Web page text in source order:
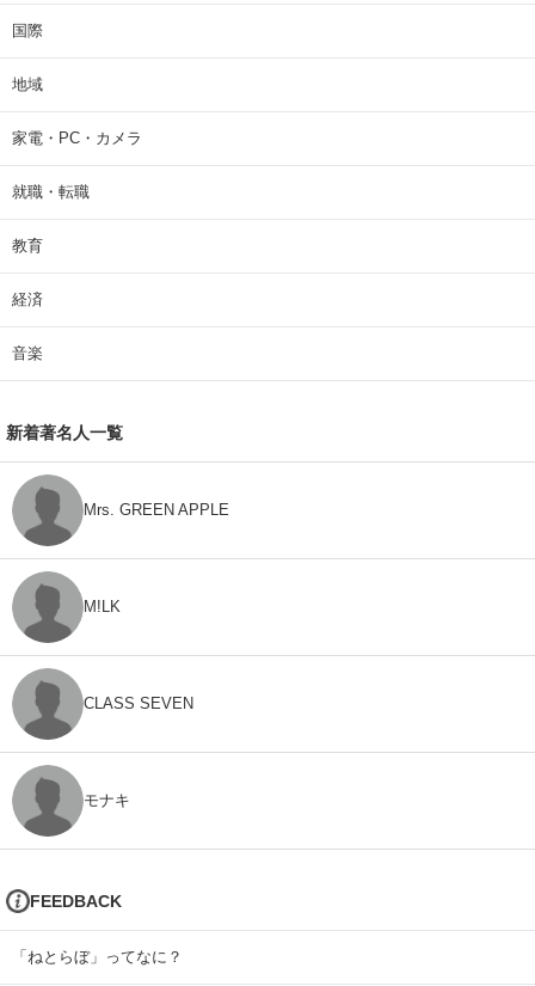
国際
地域
家電・PC・カメラ
就職・転職
教育
経済
音楽
新着著名人一覧
Mrs. GREEN APPLE
M!LK
CLASS SEVEN
モナキ
FEEDBACK
「ねとらぼ」ってなに？